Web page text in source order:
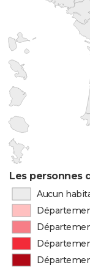
Les personnes
Aucun